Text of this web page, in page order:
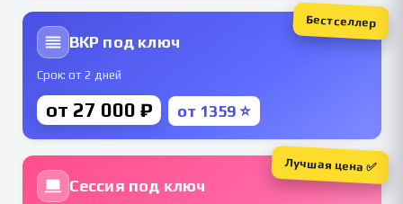
ВКР под ключ
Срок: от 2 дней
от 27 000 ₽ от 1359 ⭐
Бестселлер
Сессия под ключ
Лучшая цена ✅